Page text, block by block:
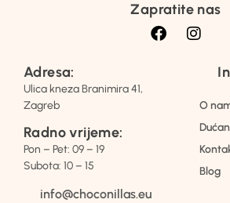
Zapratite nas
Adresa:
Ulica kneza Branimira 41,
Zagreb
Radno vrijeme:
Pon – Pet: 09 – 19
Subota: 10 – 15
info@choconillas.eu
O
Blog